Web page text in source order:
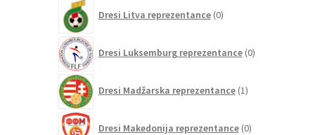
Dresi Litva reprezentance 0izdelkov
Dresi Luksemburg reprezentance 0izdelkov
Dresi Madžarska reprezentance 1izdelek
Dresi Makedonija reprezentance 0